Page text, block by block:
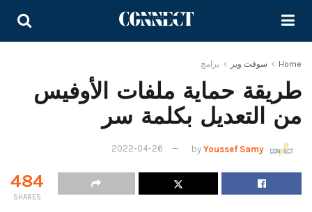
Home سوفت وير برامج
طريقة حماية ملفات الأوفيس
من التعديل بكلمة سر
by Youssef Samy
2022-04-26
484
SHARES